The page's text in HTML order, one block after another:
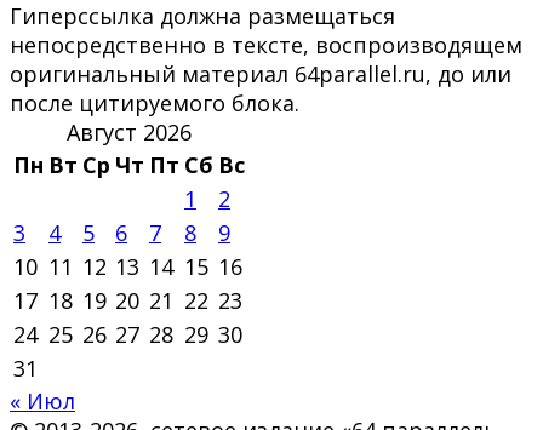
Гиперссылка должна размещаться
непосредственно в тексте, воспроизводящем
оригинальный материал 64parallel.ru, до или
после цитируемого блока.
Август 2026
Пн Вт Ср Чт Пт Сб Вс
1
2
3
4 5 6 7 8
9
10 11 12 13 14 15 16
17 18 19 20 21 22 23
24 25 26 27 28 29 30
31
« Июл